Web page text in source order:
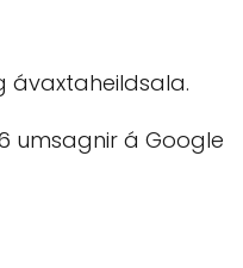
umsagnir á Google